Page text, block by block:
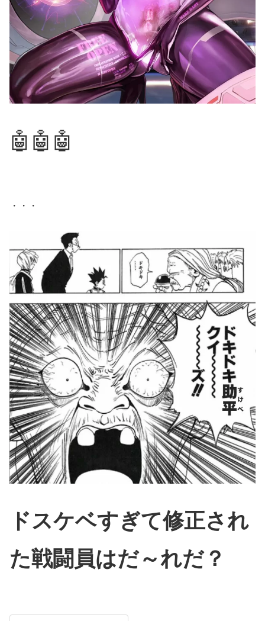
🤖🤖🤖
・・・
ドスケベすぎて修正され
た戦闘員はだ～れだ？